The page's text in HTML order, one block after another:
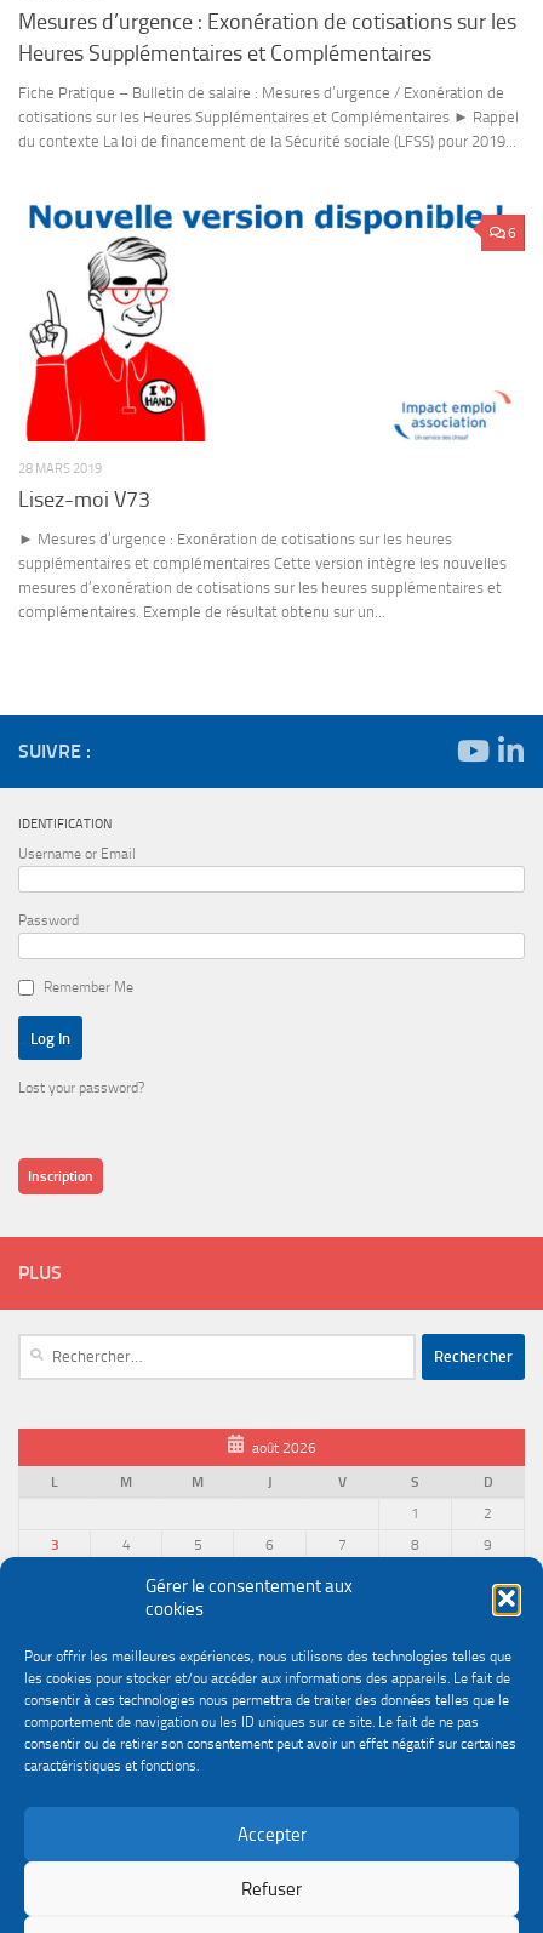
Gérer le consentement aux
cookies
Pour offrir les meilleures expériences, nous utilisons des technologies telles que
les cookies pour stocker et/ou accéder aux informations des appareils. Le fait de
consentir à ces technologies nous permettra de traiter des données telles que le
comportement de navigation ou les ID uniques sur ce site. Le fait de ne pas
consentir ou de retirer son consentement peut avoir un effet négatif sur certaines
caractéristiques et fonctions.
Accepter
Refuser
Mesures d’urgence : Exonération de cotisations sur les
Heures Supplémentaires et Complémentaires
Fiche Pratique – Bulletin de salaire : Mesures d’urgence / Exonération de
cotisations sur les Heures Supplémentaires et Complémentaires ► Rappel
du contexte La loi de financement de la Sécurité sociale (LFSS) pour 2019...
6
28 MARS 2019
Lisez-moi V73
► Mesures d’urgence : Exonération de cotisations sur les heures
supplémentaires et complémentaires Cette version intègre les nouvelles
mesures d’exonération de cotisations sur les heures supplémentaires et
complémentaires. Exemple de résultat obtenu sur un...
SUIVRE :
IDENTIFICATION
Username or Email
Password
Remember Me
Lost your password?
Inscription
PLUS
août 2026
L
M M J V S
D
1
2
3
4 5 6 7 8
9
12 13
19
23
« Juin
Politique de confidentialité